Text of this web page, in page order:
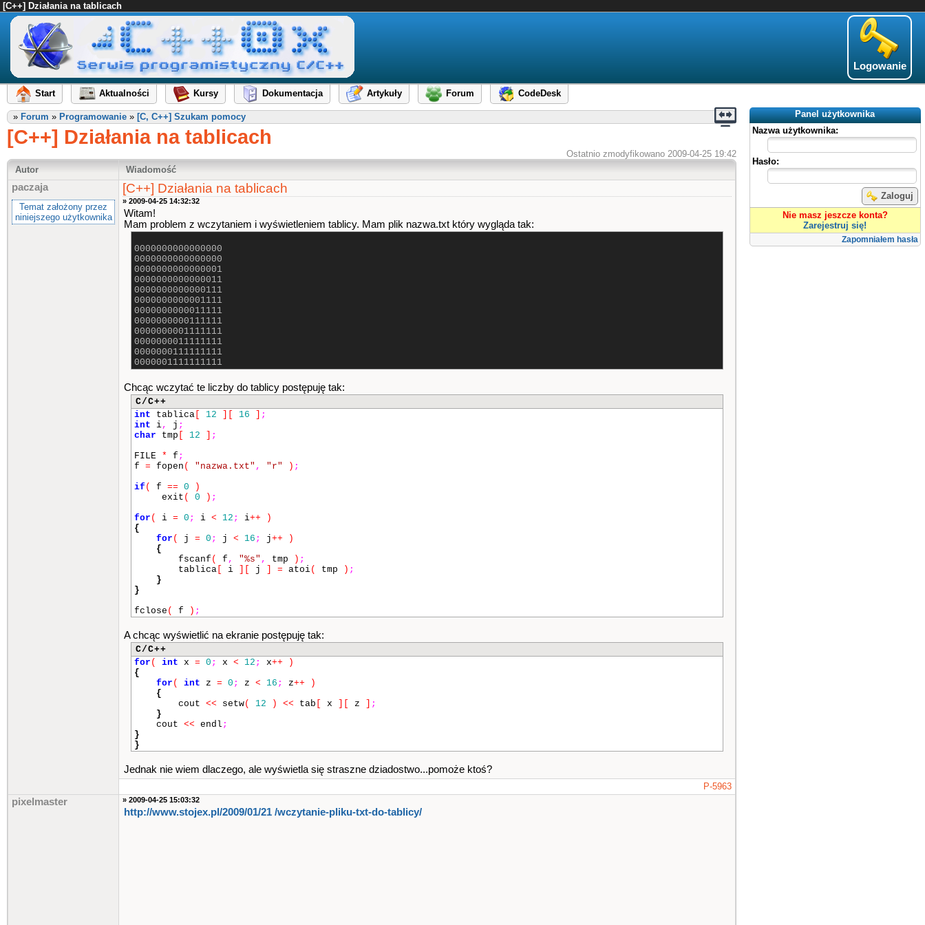
[C++] Działania na tablicach
Logowanie
Start Aktualności Kursy Dokumentacja Artykuły Forum
CodeDesk
Panel użytkownika
Nazwa użytkownika:
Hasło:
Zaloguj
Nie masz jeszcze konta?
Zarejestruj się!
Zapomniałem hasła
» Forum » Programowanie » [C, C++] Szukam pomocy
[C++] Działania na tablicach
Ostatnio zmodyfikowano 2009-04-25 19:42
Autor
Wiadomość
paczaja
Temat założony przez
niniejszego użytkownika
[C++] Działania na tablicach
» 2009-04-25 14:32:32
Witam!
Mam problem z wczytaniem i wyświetleniem tablicy. Mam plik nazwa.txt który wygląda tak:
0000000000000000
0000000000000000
0000000000000001
0000000000000011
0000000000000111
0000000000001111
0000000000011111
0000000000111111
0000000001111111
0000000011111111
0000000111111111
0000001111111111
Chcąc wczytać te liczby do tablicy postępuję tak:
C/C++
int tablica 12 16
;
int i, j ;
char tmp 12
;
FILE * f ;
f = fopen ( "nazwa.txt" , "r" ) ;
if ( f == 0
)
exit ( 0 ) ;
for ( i = 0 ; i < 12 ; i++
)
{
for ( j = 0 ; j < 16 ; j++
)
{
fscanf ( f , "%s" , tmp ) ;
tablica
i j = atoi( tmp ) ;
}
}
fclose ( f ) ;
A chcąc wyświetlić na ekranie postępuję tak:
C/C++
for ( int x = 0 ; x < 12 ; x++
)
{
for ( int z = 0 ; z < 16 ; z++
)
{
cout << setw( 12 ) << tab x z
;
}
cout << endl ;
}
}
Jednak nie wiem dlaczego, ale wyświetla się straszne dziadostwo...pomoże ktoś?
P-5963
pixelmaster » 2009-04-25 15:03:32
http://www.stojex.pl/2009/01/21 /wczytanie-pliku-txt-do-tablicy/